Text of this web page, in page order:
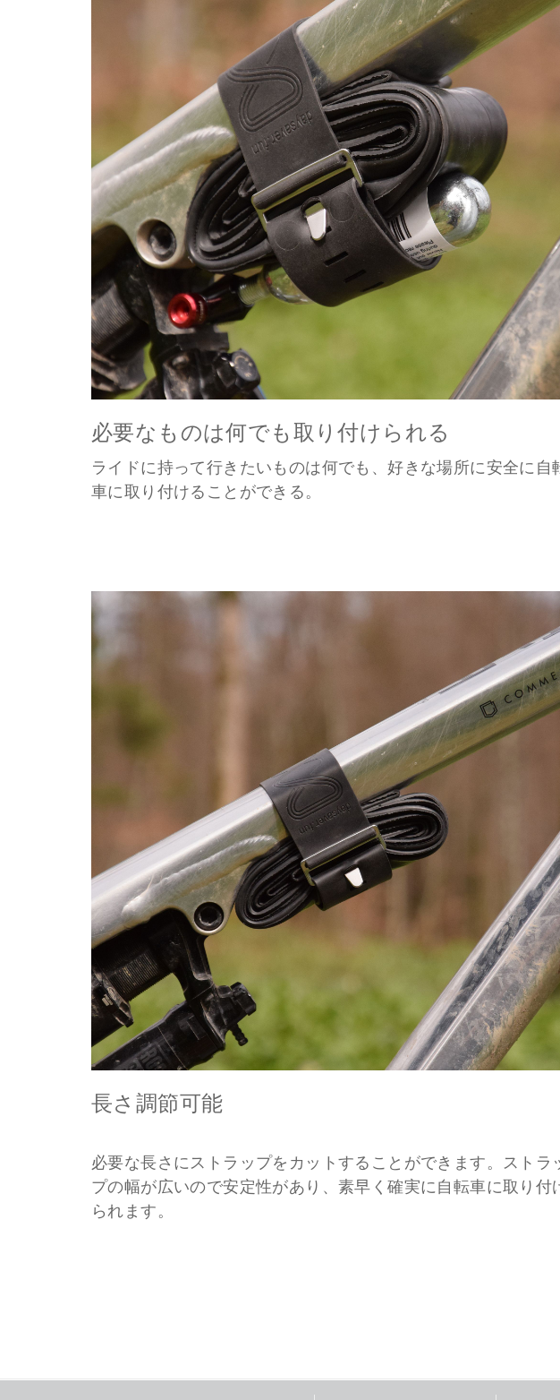
必要なものは何でも取り付けられる
ライドに持って行きたいものは何でも、好きな場所に安全に自
車に取り付けることができる。
長さ調節可能
必要な長さにストラップをカットすることができます。ストラ
プの幅が広いので安定性があり、素早く確実に自転車に取り付
られます。